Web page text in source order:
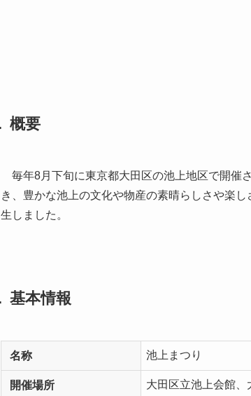
概要
毎年8月下旬に東京都大田区の池上地区で開催
き、豊かな池上の文化や物産の素晴らしさや楽
生しました。
基本情報
名称 池上まつり
開催場所 大田区立池上会館、